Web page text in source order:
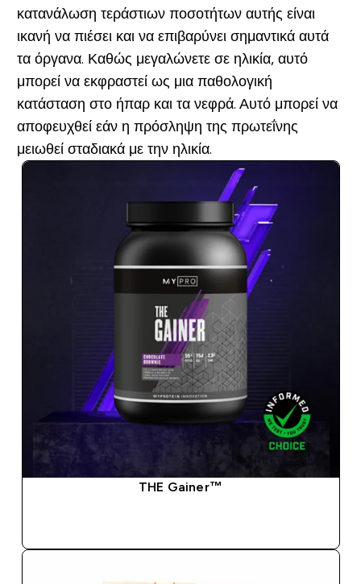
κατανάλωση τεράστιων ποσοτήτων αυτής είναι
ικανή να πιέσει και να επιβαρύνει σημαντικά αυτά
τα όργανα. Καθώς μεγαλώνετε σε ηλικία, αυτό
μπορεί να εκφραστεί ως μια παθολογική
κατάσταση στο ήπαρ και τα νεφρά. Αυτό μπορεί να
αποφευχθεί εάν η πρόσληψη της πρωτεΐνης
μειωθεί σταδιακά με την ηλικία.
THE Gainer™